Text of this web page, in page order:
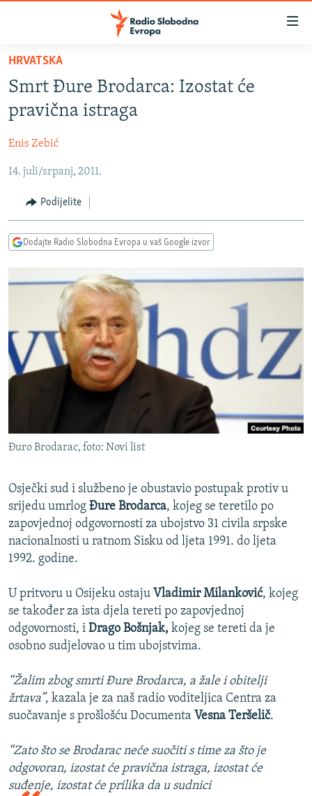
Pređite
glavni
sadržaj
Pređite
na
navigaciju
Pređite
pretragu
BOSNA I HERCEGOVINA
SRBIJA
KOSOVO
CRNA GORA
VIZUELNO
FOTOGALERIJE
PODCASTI
RAT U UKRAJINI
KINA NA BALKANU
RSE PRIČE IZ SVIJETA
ISPRIČAJ MI
DNEVNO@RSE
SPECIJALI RSE
POPLAVE I KLIZIŠTA U BIH 2024.
POST SCRIPTUM
MOJA EVROPA
TRI DECENIJE OD RATA U BIH
NASTANAK I RASPAD JUGOSLAVIJE
Sve RFE/RL stranice
HRVATSKA
Smrt Đure Brodarca: Izostat će
pravična istraga
Enis Zebić
14. juli/srpanj, 2011.
Podijelite
Dodajte Radio Slobodna Evropa u vaš Google izvor
Đuro Brodarac, foto: Novi list
Osječki sud i službeno je obustavio postupak protiv u
srijedu umrlog Đure Brodarca, kojeg se teretilo po
zapovjednoj odgovornosti za ubojstvo 31 civila srpske
nacionalnosti u ratnom Sisku od ljeta 1991. do ljeta
1992. godine.
U pritvoru u Osijeku ostaju Vladimir Milanković, kojeg
se također za ista djela tereti po zapovjednoj
odgovornosti, i Drago Bošnjak, kojeg se tereti da je
osobno sudjelovao u tim ubojstvima.
“Žalim zbog smrti Đure Brodarca, a žale i obitelji
žrtava”, kazala je za naš radio voditeljica Centra za
suočavanje s prošlošću Documenta Vesna Teršelič.
“Zato što se Brodarac neće suočiti s time za što je
odgovoran, izostat će pravična istraga, izostat će
suđenje, izostat će prilika da u sudnici